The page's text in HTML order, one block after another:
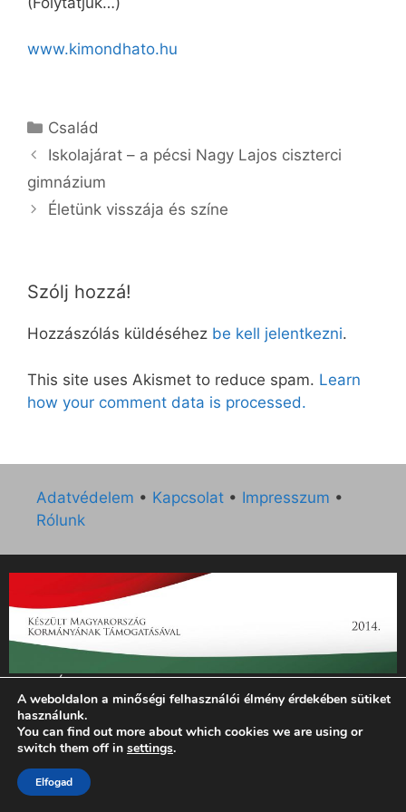
www.kimondhato.hu
Kategória
Család
Iskolajárat – a pécsi Nagy Lajos ciszterci
gimnázium
Életünk visszája és színe
Szólj hozzá!
Hozzászólás küldéséhez be kell jelentkezni.
This site uses Akismet to reduce spam. Learn
how your comment data is processed.
Adatvédelem • Kapcsolat • Impresszum •
Rólunk
„Az Új Ember katolikus hetilap 2014. évi működésének
támogatását az EGYH-KCP-14-P-0121 sz. támogatási
szerződés keretében 3 000 000 Ft összegben támogatta az
Emberi Erőforrások Minisztériuma.”
© 2026 Magyar Kurír - Új Ember
A weboldalon a minőségi felhasználói élmény érdekében sütiket
használunk.
You can find out more about which cookies we are using or
switch them off in settings.
Elfogad